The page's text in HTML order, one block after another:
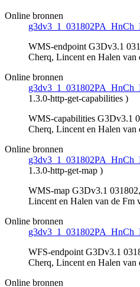
Online bronnen
WMS-endpoint G3Dv3.1
Cherq, Lincent en Halen van
Online bronnen
1.3.0-http-get-capabilities )
WMS-capabilities G3Dv3.1
Cherq, Lincent en Halen van
Online bronnen
1.3.0-http-get-map )
WMS-map G3Dv3.1
Lincent en Halen van de Fm
Online bronnen
WFS-endpoint G3Dv3.1
Cherq, Lincent en Halen van
Online bronnen